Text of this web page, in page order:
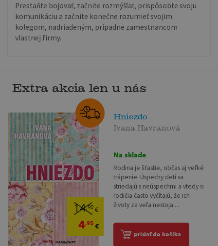
Prestaňte bojovať, začnite rozmýšľať, prispôsobte svoju
komunikáciu a začnite konečne rozumieť svojim
kolegom, nadriadeným, prípadne zamestnancom
vlastnej firmy.
Extra akcia len u nás
14,90€
4,95€
Hniezdo
Ivana Havranová
Na sklade
Rodina je šťastie, občas aj veľké
trápenie. Úspechy detí sa
striedajú s neúspechmi a vtedy si
rodičia často vyčítajú, že ich
životy za veľa nestoja....
pridať do košíka